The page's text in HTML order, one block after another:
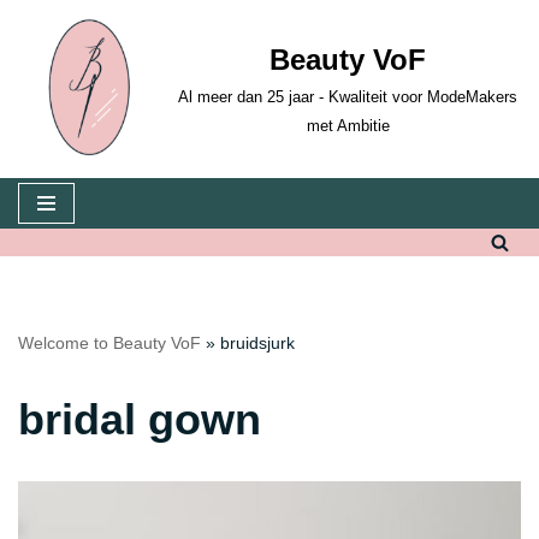
Skip
content
Beauty VoF
Al meer dan 25 jaar - Kwaliteit voor ModeMakers
met Ambitie
Welcome to Beauty VoF » bruidsjurk
bridal gown